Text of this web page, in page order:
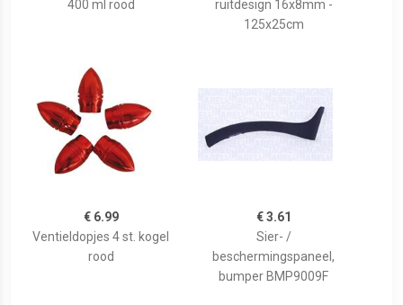
400 ml rood
ruitdesign 16x8mm -
125x25cm
€ 6.99
Ventieldopjes 4 st. kogel
rood
€ 3.61
Sier- /
beschermingspaneel,
bumper BMP9009F